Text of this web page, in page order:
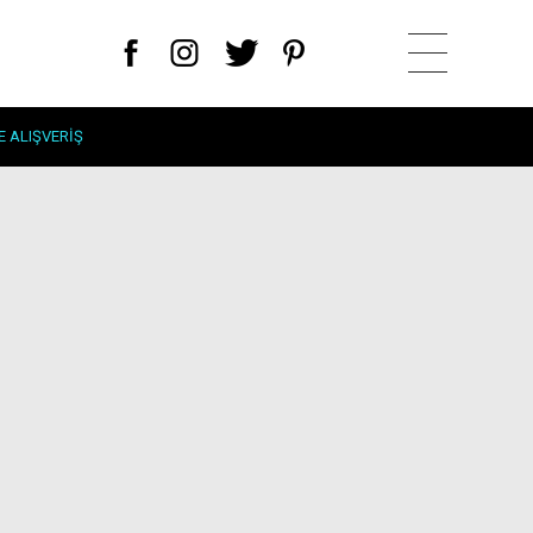
ALIŞVERIŞ